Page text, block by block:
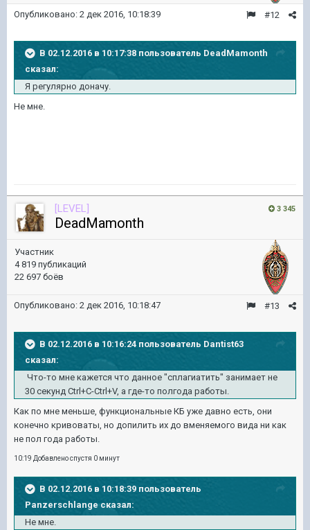
#12
Опубликовано: 2 дек 2016, 10:18:39
В 02.12.2016 в 10:17:38 пользователь DeadMamonth
сказал:
Я регулярно доначу.
Не мне.
3 345
[LEVEL]
DeadMamonth
Участник
4 819 публикаций
22 697 боёв
#13
Опубликовано: 2 дек 2016, 10:18:47
В 02.12.2016 в 10:16:24 пользователь Dantist63
сказал:
Что-то мне кажется что данное "сплагиатить" занимает не
30 секунд Ctrl+C-Ctrl+V, а где-то полгода работы.
Как по мне меньше, функциональные КБ уже давно есть, они
конечно кривоваты, но допилить их до вменяемого вида ни как
не пол года работы.
10:19 Добавлено спустя 0 минут
В 02.12.2016 в 10:18:39 пользователь
Panzerschlange сказал:
Не мне.